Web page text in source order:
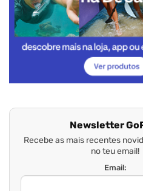
Newsletter
Recebe as mais recentes
no teu email!
Email: